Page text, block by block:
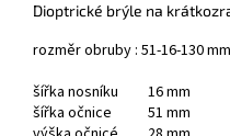
Dioptrické brýle na
rozměr obruby : 51-16-130 mm
šířka nosníku 16 mm
šířka očnice 51 mm